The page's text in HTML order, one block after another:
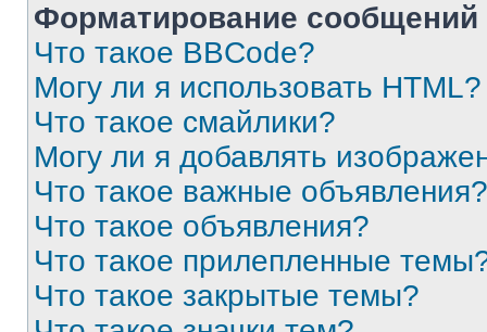
Форматирование
Что такое BBCode?
Могу ли я использовать HTML?
Что такое смайлики?
Могу ли я добавлять
Что такое важные объявления?
Что такое объявления?
Что такое прилепленные
Что такое закрытые темы?